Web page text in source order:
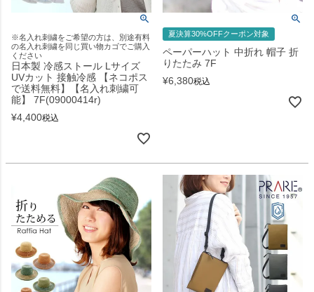
※名入れ刺繍をご希望の方は、別途有料
の名入れ刺繍を同じ買い物カゴでご購入
ください
日本製 冷感ストール Lサイズ
UVカット 接触冷感 【ネコポス
で送料無料】【名入れ刺繍可
能】 7F(09000414r)
¥4,400税込
夏決算30%OFFクーポン対象
ペーパーハット 中折れ 帽子 折
りたたみ 7F
¥6,380税込